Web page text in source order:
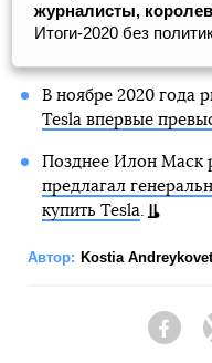
журналисты,
Итоги-2020 без
В ноябре 2020 года
Tesla впервые
Позднее Илон Маск
предлагал
купить Tesla.
Автор: Kostia